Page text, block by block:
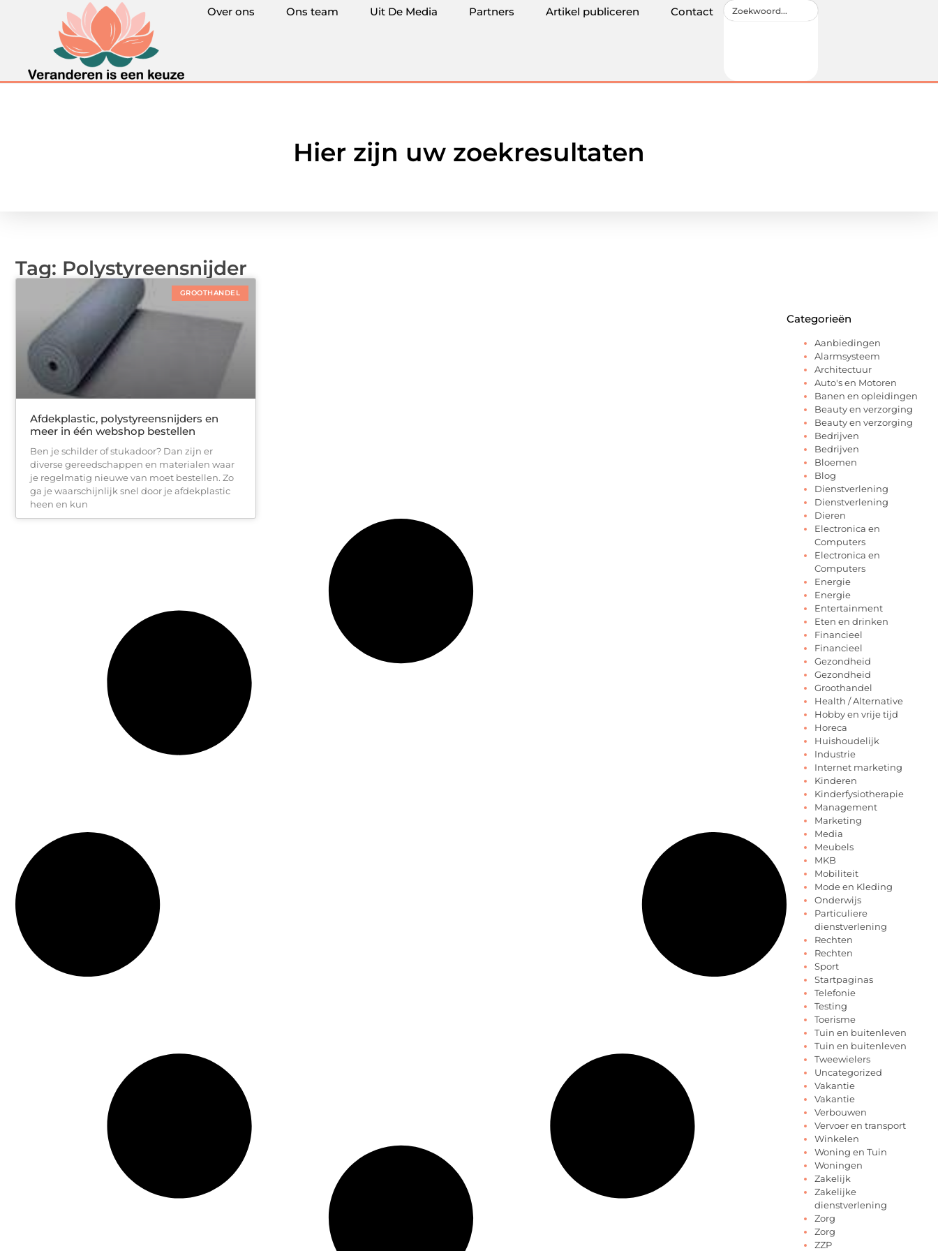
Over ons Ons team Uit De Media Partners Artikel publiceren Contact
Hier zijn uw zoekresultaten
Tag: Polystyreensnijder
GROOTHANDEL
Afdekplastic, polystyreensnijders en
meer in één webshop bestellen
Ben je schilder of stukadoor? Dan zijn er
diverse gereedschappen en materialen waar
je regelmatig nieuwe van moet bestellen. Zo
ga je waarschijnlijk snel door je afdekplastic
heen en kun
Categorieën
Aanbiedingen
Alarmsysteem
Architectuur
Auto's en Motoren
Banen en opleidingen
Beauty en verzorging
Beauty en verzorging
Bedrijven
Bedrijven
Bloemen
Blog
Dienstverlening
Dienstverlening
Dieren
Electronica en
Computers
Electronica en
Computers
Energie
Energie
Entertainment
Eten en drinken
Financieel
Financieel
Gezondheid
Gezondheid
Groothandel
Health / Alternative
Hobby en vrije tijd
Horeca
Huishoudelijk
Industrie
Internet marketing
Kinderen
Kinderfysiotherapie
Management
Marketing
Media
Meubels
MKB
Mobiliteit
Mode en Kleding
Onderwijs
Particuliere
dienstverlening
Rechten
Rechten
Sport
Startpaginas
Telefonie
Testing
Toerisme
Tuin en buitenleven
Tuin en buitenleven
Tweewielers
Uncategorized
Vakantie
Vakantie
Verbouwen
Vervoer en transport
Winkelen
Woning en Tuin
Woningen
Zakelijk
Zakelijke
dienstverlening
Zorg
Zorg
ZZP